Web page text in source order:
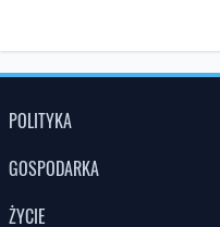
POLITYKA
GOSPODARKA
ŻYCIE